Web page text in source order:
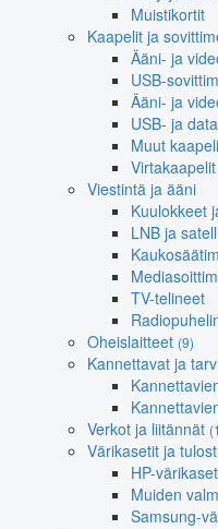
Muistikortit
Kaapelit ja
Ääni- ja
USB-
Ääni- ja
USB- ja
Muut
Virtakaapelit
Viestintä ja ääni
Kuulokkeet
LNB ja
TV-telineet
Oheislaitteet (9)
Kannettavat ja
Verkot ja liitännät
Värikasetit ja
HP-
Muiden
Samsung-